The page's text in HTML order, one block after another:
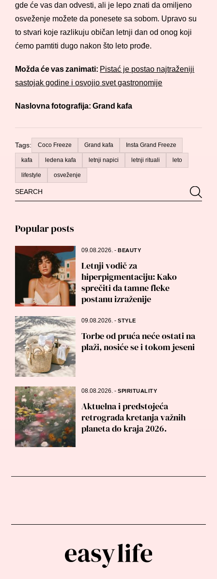
Search
for:
Popular posts
09.08.2026.-BEAUTY
Letnji vodič za
hiperpigmentaciju: Kako
sprečiti da tamne fleke
postanu izraženije
09.08.2026.-STYLE
Torbe od pruća neće ostati na
plaži, nosiće se i tokom jeseni
08.08.2026.-SPIRITUALITY
Aktuelna i predstojeća
retrograda kretanja važnih
planeta do kraja 2026.
gde će vas dan odvesti, ali je lepo znati da omiljeno
osveženje možete da ponesete sa sobom. Upravo su
to stvari koje razlikuju običan letnji dan od onog koji
ćemo pamtiti dugo nakon što leto prođe.
Možda će vas zanimati: Pistać je postao najtraženiji
sastojak godine i osvojio svet gastronomije
Naslovna fotografija: Grand kafa
Tags: Coco Freeze Grand kafa Insta Grand Freeze
kafa ledena kafa letnji napici letnji rituali leto
lifestyle osveženje